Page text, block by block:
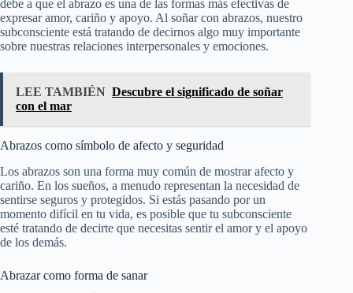
debe a que el abrazo es una de las formas más efectivas de
expresar amor, cariño y apoyo. Al soñar con abrazos, nuestro
subconsciente está tratando de decirnos algo muy importante
sobre nuestras relaciones interpersonales y emociones.
LEE TAMBIÉN Descubre el significado de soñar
con el mar
Abrazos como símbolo de afecto y seguridad
Los abrazos son una forma muy común de mostrar afecto y
cariño. En los sueños, a menudo representan la necesidad de
sentirse seguros y protegidos. Si estás pasando por un
momento difícil en tu vida, es posible que tu subconsciente
esté tratando de decirte que necesitas sentir el amor y el apoyo
de los demás.
Abrazar como forma de sanar